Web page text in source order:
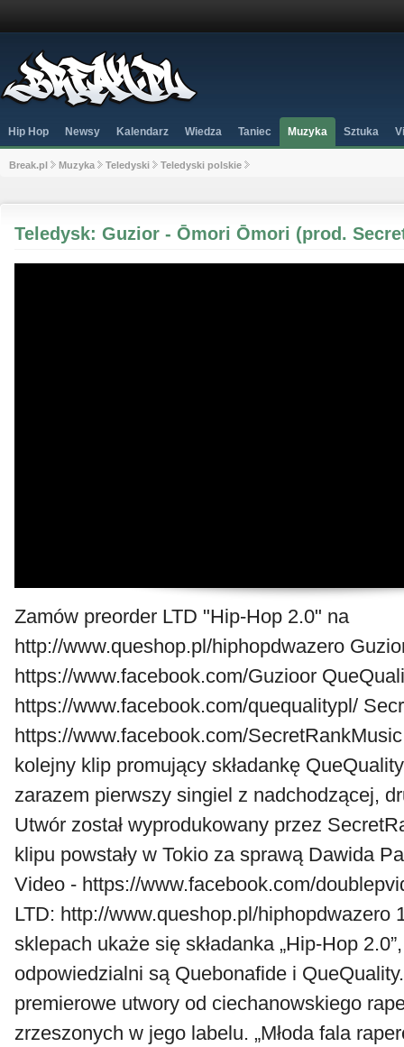
Hip Hop Newsy Kalendarz Wiedza Taniec Muzyka Sztuka
Break.pl Muzyka Teledyski Teledyski polskie
Teledysk: Guzior - Ōmori Ōmori (prod.
Zamów preorder LTD "Hip-Hop 2.0" na
http://www.queshop.pl/hiphopdwazero
https://www.facebook.com/Guzioor
https://www.facebook.com/quequalitypl/
https://www.facebook.com/
kolejny klip promujący składankę
zarazem pierwszy singiel z nadchodzącej,
Utwór został wyprodukowany przez
klipu powstały w Tokio za sprawą Dawida
Video - https://www.facebook.com/
LTD: http://www.queshop.pl/hiphopdwazero
sklepach ukaże się składanka „Hip-Hop
odpowiedzialni są Quebonafide i
premierowe utwory od ciechanowskiego
zrzeszonych w jego labelu. „Młoda fala